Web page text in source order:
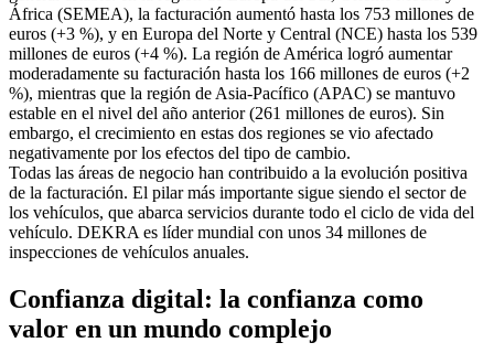
África (SEMEA), la facturación aumentó hasta los 753 millones de
euros (+3 %), y en Europa del Norte y Central (NCE) hasta los 539
millones de euros (+4 %). La región de América logró aumentar
moderadamente su facturación hasta los 166 millones de euros (+2
%), mientras que la región de Asia-Pacífico (APAC) se mantuvo
estable en el nivel del año anterior (261 millones de euros). Sin
embargo, el crecimiento en estas dos regiones se vio afectado
negativamente por los efectos del tipo de cambio.
Todas las áreas de negocio han contribuido a la evolución positiva
de la facturación. El pilar más importante sigue siendo el sector de
los vehículos, que abarca servicios durante todo el ciclo de vida del
vehículo. DEKRA es líder mundial con unos 34 millones de
inspecciones de vehículos anuales.
Confianza digital: la confianza como
valor en un mundo complejo